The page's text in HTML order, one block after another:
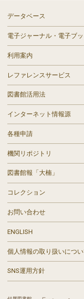
データベース
電子ジャーナル・電子ブッ
利用案内
レファレンスサービス
図書館活用法
インターネット情報源
各種申請
機関リポジトリ
図書館報「大楠」
コレクション
お問い合わせ
ENGLISH
個人情報の取り扱いにつ
SNS運用方針